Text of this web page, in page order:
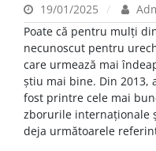
19/01/2025
Poate că pentru mulți
necunoscut pentru
care urmează mai
știu mai bine. Din 2013,
fost printre cele mai
zborurile internaționale
deja următoarele